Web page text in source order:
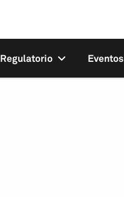
Regulatorio Eventos